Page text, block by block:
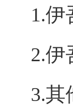
1.
2.伊
3.其